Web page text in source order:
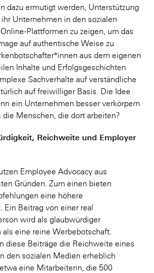
dazu ermutigt werden, Unterstützung
Unternehmen in den sozialen
Plattformen zu zeigen, um das
auf authentische Weise zu
aus dem eigenen
Inhalte und Erfolgsgeschichten
Sachverhalte auf verständliche
auf freiwilliger Basis. Die Idee
ein Unternehmen besser verkörpern
die Menschen, die dort arbeiten?
Reichweite und Employer
Employee Advocacy aus
Gründen. Zum einen bieten
eine höhere
Ein Beitrag von einer real
wird als glaubwürdiger
eine reine Werbebotschaft.
diese Beiträge die Reichweite eines
den sozialen Medien erheblich
eine Mitarbeiterin, die 500